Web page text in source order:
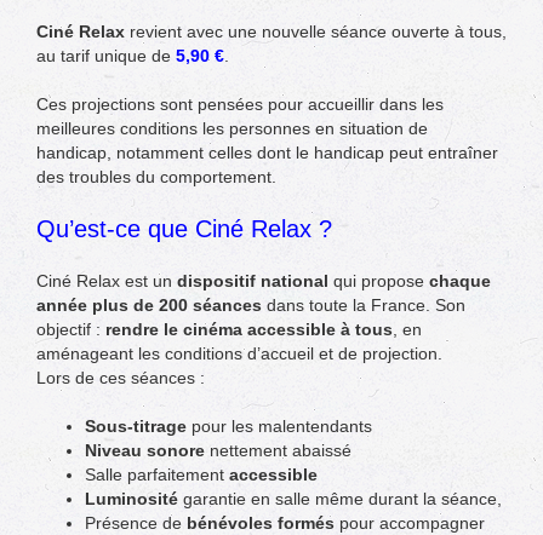
Ciné Relax revient avec une nouvelle séance ouverte à tous,
au tarif unique de 5,90 €
Ces projections sont pensées pour accueillir dans les
meilleures conditions les personnes en situation de
handicap, notamment celles dont le handicap peut entraîner
des troubles du comportement.
Qu’est-ce que Ciné Relax ?
Ciné Relax est un dispositif national qui propose chaque
année plus de 200 séances dans toute la France. Son
objectif : rendre le cinéma accessible à tous , en
aménageant les conditions d’accueil et de projection.
Lors de ces séances :
Sous-titrage pour les malentendants
Niveau sonore nettement abaissé
Salle parfaitement accessible
Luminosité garantie en salle même durant la séance,
Présence de bénévoles formés pour accompagner